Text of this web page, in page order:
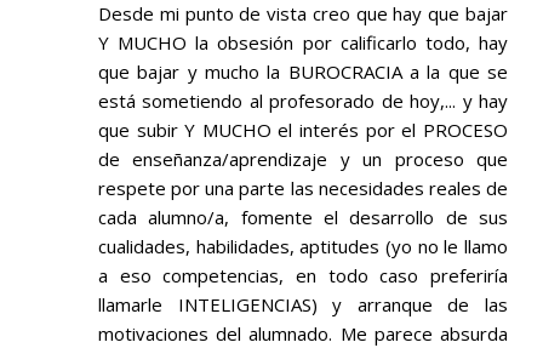
Desde mi punto de vista creo que hay que bajar
Y MUCHO la obsesión por calificarlo todo, hay
que bajar y mucho la BUROCRACIA a la que se
está sometiendo al profesorado de hoy,... y hay
que subir Y MUCHO el interés por el PROCESO
de enseñanza/aprendizaje y un proceso que
respete por una parte las necesidades reales de
cada alumno/a, fomente el desarrollo de sus
cualidades, habilidades, aptitudes (yo no le llamo
a eso competencias, en todo caso preferiría
llamarle INTELIGENCIAS) y arranque de las
motivaciones del alumnado. Me parece absurda